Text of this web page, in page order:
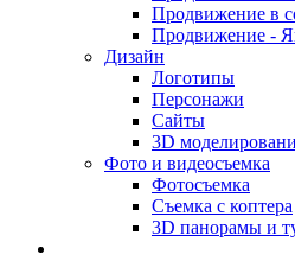
Продвижение в
Продвижение -
Дизайн
Логотипы
Персонажи
Сайты
3D
Фото и видеосъемка
Фотосъемка
Съемка с коптера
3D панорамы и